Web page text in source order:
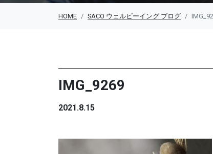
HOME SACO ウェルビーイング ブログ
IMG_9269
2021.8.15